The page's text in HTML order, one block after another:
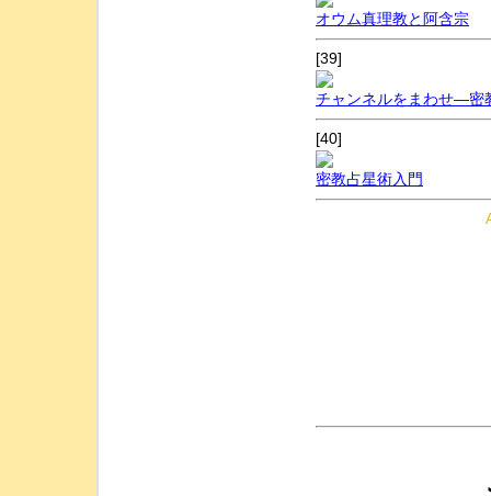
オウム真理教と阿含宗
[39]
チャンネルをまわせ―密
[40]
密教占星術入門